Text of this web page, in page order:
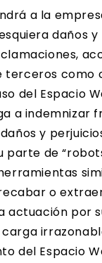
a la
daños y
terceros como
del Espacio
a indemnizar
y
parte de
o
actuación por
del Espacio